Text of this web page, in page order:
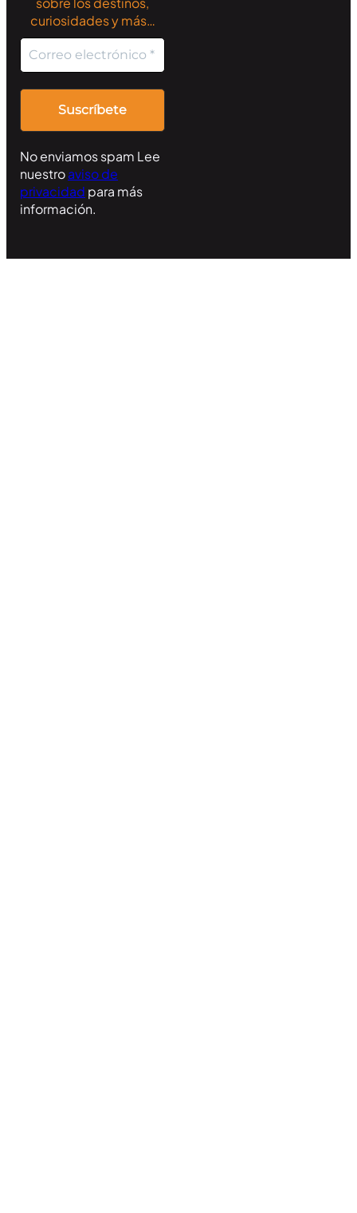
curiosidades y más…
No enviamos spam Lee
nuestroaviso de
privacidad para más
información.